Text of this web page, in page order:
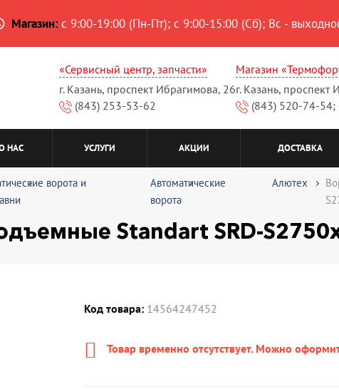
Магазин:с 9:00-19:00 (Пн-Пт); с 9:00-15:00 (Сб); Вс -
«Сервисный центр, запчасти»
г. Казань, проспект Ибрагимова, 26
(843) 253-53-62
Магазин
г. Казань, проспект
(843) 520-74-54;
НАС УСЛУГИ АКЦИИ ДОСТАВКА
ворота и
Автоматические
ворота
Алютех
Standart SRD-
Код товара: 14564247452
Товар временно отсутствует. Можно